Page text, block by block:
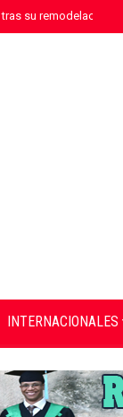
su remodelación
INTERNACIONALES